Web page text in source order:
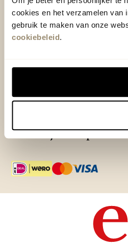
cookies en het verzamelen van
gebruik te maken van onze
cookiebeleid.
Adres & Openingstijden
Klantenservice
Over Eijerkamp